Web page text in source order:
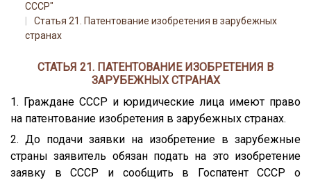
СССР"
Статья 21. Патентование изобретения в зарубежных
странах
СТАТЬЯ 21. ПАТЕНТОВАНИЕ ИЗОБРЕТЕНИЯ В
ЗАРУБЕЖНЫХ СТРАНАХ
1. Граждане СССР и юридические лица имеют право
на патентование изобретения в зарубежных странах.
2. До подачи заявки на изобретение в зарубежные
страны заявитель обязан подать на это изобретение
заявку в СССР и сообщить в Госпатент СССР о